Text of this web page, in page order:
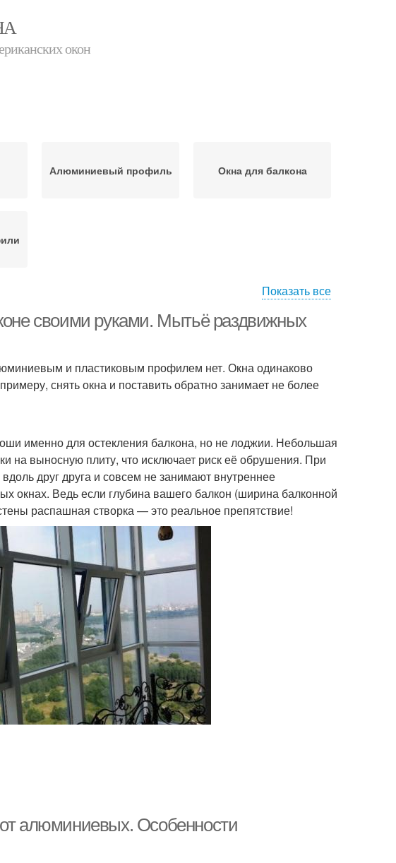
окон
Алюминиевый профиль Окна для балкона
Показать все
своими руками. Мытьё раздвижных
и пластиковым профилем нет. Окна одинаково
снять окна и поставить обратно занимает не более
именно для остекления балкона, но не лоджии. Небольшая
на выносную плиту, что исключает риск её обрушения. При
друг друга и совсем не занимают внутреннее
окнах. Ведь если глубина вашего балкон (ширина балконной
распашная створка — это реальное препятствие!
алюминиевых. Особенности